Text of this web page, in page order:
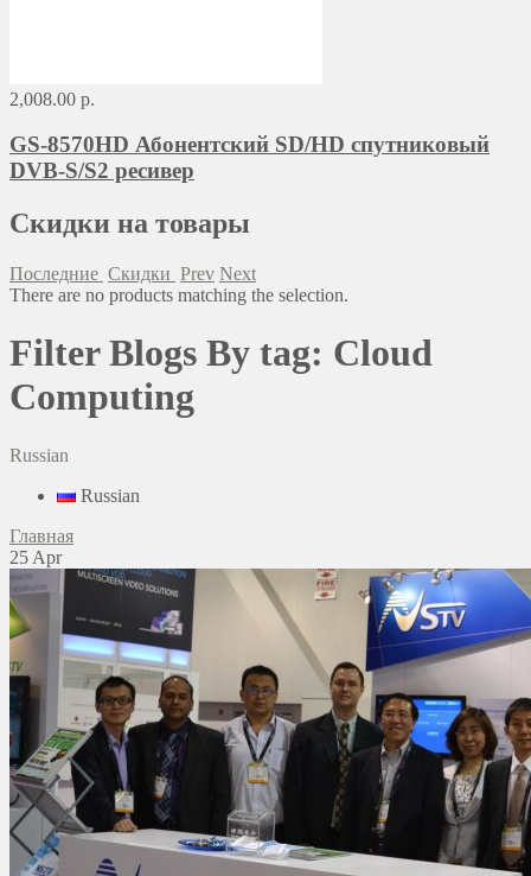
2,008.00 р.
GS-8570HD Абонентский SD/HD спутниковый
DVB-S/S2 ресивер
Скидки на товары
Последние Скидки Prev Next
There are no products matching the selection.
Filter Blogs By tag: Cloud
Computing
Russian
Russian
Главная
25 Apr